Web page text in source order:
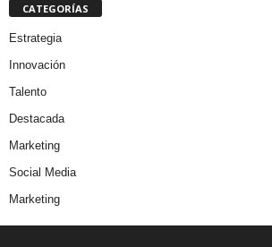
CATEGORÍAS
Estrategia
Innovación
Talento
Destacada
Marketing
Social Media
Marketing